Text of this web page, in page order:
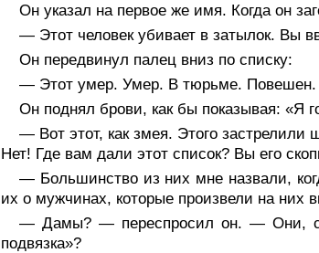
Он указал на первое же имя. Когда он
— Этот человек убивает в затылок. Вы
Он передвинул палец вниз по списку:
— Этот умер. Умер. В тюрьме. Повешен.
Он поднял брови, как бы показывая: «Я
— Вот этот, как змея. Этого застрелили
Нет! Где вам дали этот список? Вы его
— Большинство из них мне назвали,
их о мужчинах, которые произвели на них
— Дамы? — переспросил он. — Они,
подвязка»?